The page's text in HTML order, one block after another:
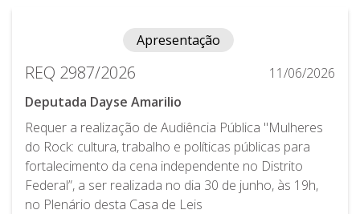
Apresentação
REQ 2987/2026
11/06/2026
Deputada Dayse Amarilio
Requer a realização de Audiência Pública "Mulheres
do Rock: cultura, trabalho e políticas públicas para
fortalecimento da cena independente no Distrito
Federal”, a ser realizada no dia 30 de junho, às 19h,
no Plenário desta Casa de Leis